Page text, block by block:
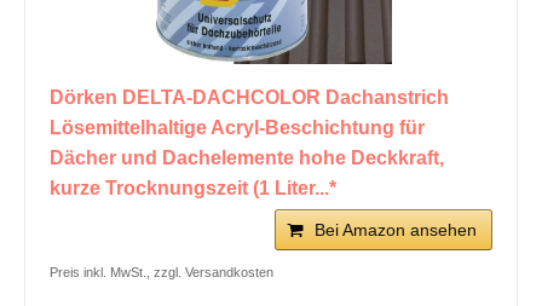
Dörken DELTA-DACHCOLOR Dachanstrich
Lösemittelhaltige Acryl-Beschichtung für
Dächer und Dachelemente hohe Deckkraft,
kurze Trocknungszeit (1 Liter...*
Bei Amazon ansehen
Preis inkl. MwSt., zzgl. Versandkosten